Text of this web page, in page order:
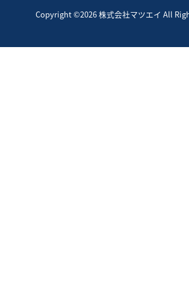
Copyright ©2026 株式会社マツエイ All